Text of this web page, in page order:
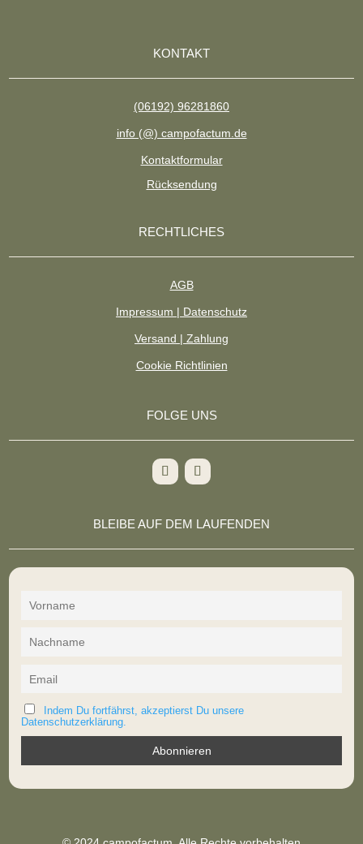
KONTAKT
(06192) 96281860
info (@) campofactum.de
Kontaktformular
Rücksendung
RECHTLICHES
AGB
Impressum | Datenschutz
Versand | Zahlung
Cookie Richtlinien
FOLGE UNS
BLEIBE AUF DEM LAUFENDEN
Indem Du fortfährst, akzeptierst Du unsere
Datenschutzerklärung.